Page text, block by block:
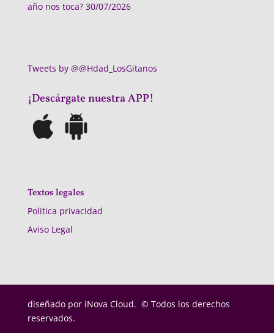
año nos toca? 30/07/2026
Tweets by @@Hdad_LosGitanos
¡Descárgate nuestra APP!
Textos legales
Politica privacidad
Aviso Legal
diseñado por iNova Cloud. © Todos los derechos
reservados.